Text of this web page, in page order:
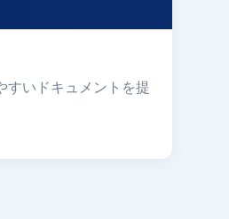
すいドキュメントを提